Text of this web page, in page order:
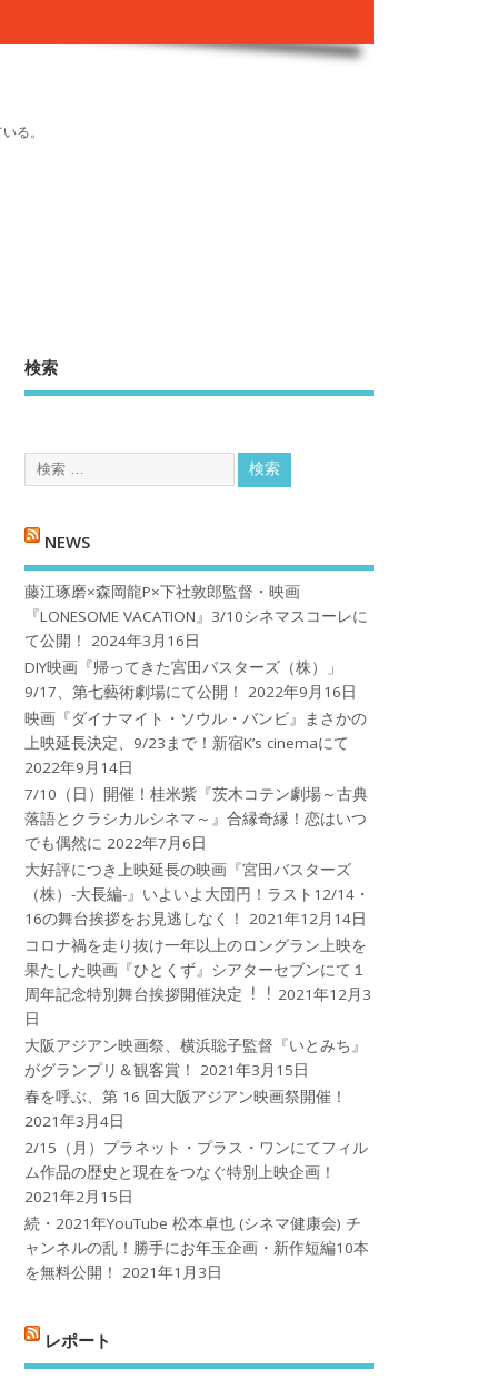
る。
検索
NEWS
藤江琢磨×森岡龍P×下社敦郎監督・映画
『LONESOME VACATION』3/10シネマスコーレに
て公開！
2024年3月16日
DIY映画『帰ってきた宮田バスターズ（株）」
9/17、第七藝術劇場にて公開！
2022年9月16日
映画『ダイナマイト・ソウル・バンビ』まさかの
上映延長決定、9/23まで！新宿K’s cinemaにて
2022年9月14日
7/10（日）開催！桂米紫『茨木コテン劇場～古典
落語とクラシカルシネマ～』合縁奇縁！恋はいつ
でも偶然に 2022年7月6日
大好評につき上映延長の映画『宮田バスターズ
（株）-大長編-』いよいよ大団円！ラスト12/14・
16の舞台挨拶をお見逃しなく！
2021年12月14日
コロナ禍を⾛り抜け⼀年以上のロングラン上映を
果たした映画『ひとくず』シアターセブンにて１
周年記念特別舞台挨拶開催決定︕︕ 2021年12月3
日
大阪アジアン映画祭、横浜聡子監督『いとみち』
がグランプリ＆観客賞！
2021年3月15日
春を呼ぶ、第 16 回大阪アジアン映画祭開催！
2021年3月4日
2/15（月）プラネット・プラス・ワンにてフィル
ム作品の歴史と現在をつなぐ特別上映企画！
2021年2月15日
続・2021年YouTube 松本卓也 (シネマ健康会) チ
ャンネルの乱！勝手にお年玉企画・新作短編10本
を無料公開！
2021年1月3日
レポート